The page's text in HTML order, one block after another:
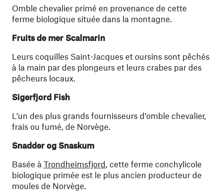
Omble chevalier primé en provenance de cette
ferme biologique située dans la montagne.
Fruits de mer Scalmarin
Leurs coquilles Saint-Jacques et oursins sont pêchés
à la main par des plongeurs et leurs crabes par des
pêcheurs locaux.
Sigerfjord Fish
L’un des plus grands fournisseurs d’omble chevalier,
frais ou fumé, de Norvège.
Snadder og Snaskum
Basée à Trondheimsfjord, cette ferme conchylicole
biologique primée est le plus ancien producteur de
moules de Norvège.